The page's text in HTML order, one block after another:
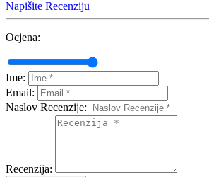
Napišite Recenziju
Ocjena:
Ime:
Email:
Naslov Recenzije:
Recenzija: